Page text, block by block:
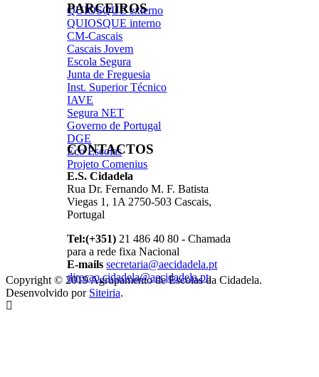
QUIOSQUE externo
QUIOSQUE interno
PARCEIROS
CM-Cascais
Cascais Jovem
Escola Segura
Junta de Freguesia
Inst. Superior Técnico
IAVE
Segura NET
Governo de Portugal
DGE
Eco Escolas
Projeto Comenius
CONTACTOS
E.S. Cidadela
Rua Dr. Fernando M. F. Batista
Viegas 1, 1A 2750-503 Cascais,
Portugal
Tel:(+351) 21 486 40 80 - Chamada
para a rede fixa Nacional
E-mailssecretaria@aecidadela.pt
direcao.cidadela@aecidadela.pt,
Copyright © 2019 Agrupamento de Escolas da Cidadela.
Desenvolvido por Siteiria.